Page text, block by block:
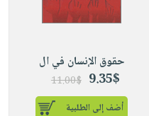
حقوق الإنسان في ال
9.35$
11.00$
أضف إلى الطلبية